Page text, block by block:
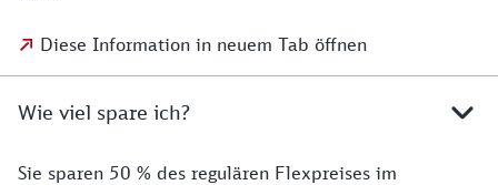
Diese Information in neuem Tab öffnen
Wie viel spare ich?
Sie sparen 50 % des regulären Flexpreises im